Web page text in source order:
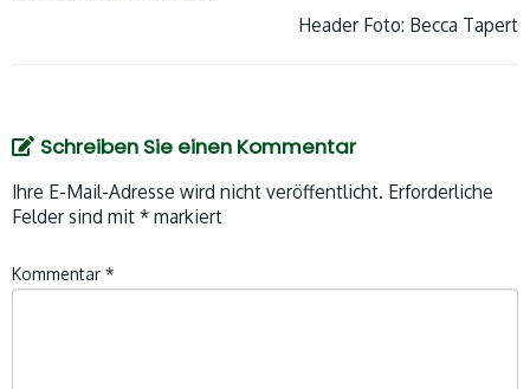
Header Foto: Becca Tapert
Schreiben Sie einen Kommentar
Ihre E-Mail-Adresse wird nicht veröffentlicht. Erforderliche
Felder sind mit * markiert
Kommentar *